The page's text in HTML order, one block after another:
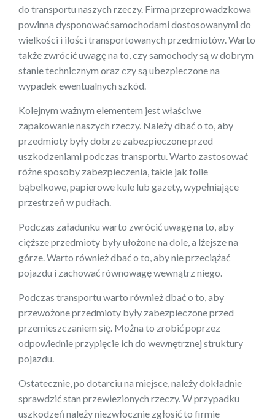
do transportu naszych rzeczy. Firma przeprowadzkowa
powinna dysponować samochodami dostosowanymi do
wielkości i ilości transportowanych przedmiotów. Warto
także zwrócić uwagę na to, czy samochody są w dobrym
stanie technicznym oraz czy są ubezpieczone na
wypadek ewentualnych szkód.
Kolejnym ważnym elementem jest właściwe
zapakowanie naszych rzeczy. Należy dbać o to, aby
przedmioty były dobrze zabezpieczone przed
uszkodzeniami podczas transportu. Warto zastosować
różne sposoby zabezpieczenia, takie jak folie
bąbelkowe, papierowe kule lub gazety, wypełniające
przestrzeń w pudłach.
Podczas załadunku warto zwrócić uwagę na to, aby
cięższe przedmioty były ułożone na dole, a lżejsze na
górze. Warto również dbać o to, aby nie przeciążać
pojazdu i zachować równowagę wewnątrz niego.
Podczas transportu warto również dbać o to, aby
przewożone przedmioty były zabezpieczone przed
przemieszczaniem się. Można to zrobić poprzez
odpowiednie przypięcie ich do wewnętrznej struktury
pojazdu.
Ostatecznie, po dotarciu na miejsce, należy dokładnie
sprawdzić stan przewiezionych rzeczy. W przypadku
uszkodzeń należy niezwłocznie zgłosić to firmie